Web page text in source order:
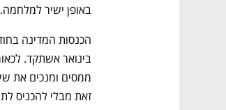
באופן ישיר למלחמה.